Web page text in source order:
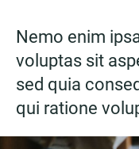
Nemo enim
voluptas sit
sed quia
qui ratione